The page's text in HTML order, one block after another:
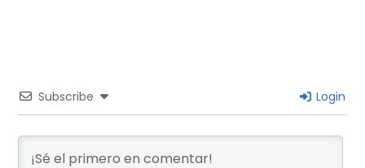
Subscribe Login